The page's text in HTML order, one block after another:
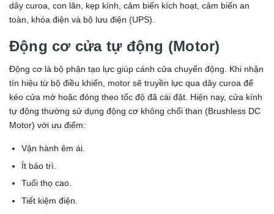
dây curoa, con lăn, kẹp kính, cảm biến kích hoạt, cảm biến an
toàn, khóa điện và bộ lưu điện (UPS).
Động cơ cửa tự động (Motor)
Động cơ là bộ phận tạo lực giúp cánh cửa chuyển động. Khi nhận
tín hiệu từ bộ điều khiển, motor sẽ truyền lực qua dây curoa để
kéo cửa mở hoặc đóng theo tốc độ đã cài đặt. Hiện nay, cửa kính
tự động thường sử dụng động cơ không chổi than (Brushless DC
Motor) với ưu điểm:
Vận hành êm ái.
Ít bảo trì.
Tuổi thọ cao.
Tiết kiệm điện.